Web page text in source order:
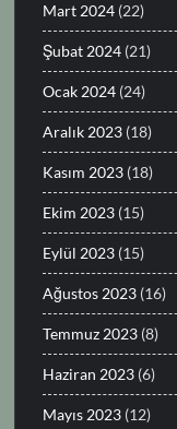
Mart 2024 (22)
Şubat 2024 (21)
Ocak 2024 (24)
Aralık 2023 (18)
Kasım 2023 (18)
Ekim 2023 (15)
Eylül 2023 (15)
Ağustos 2023 (16)
Temmuz 2023 (8)
Haziran 2023 (6)
Mayıs 2023 (12)